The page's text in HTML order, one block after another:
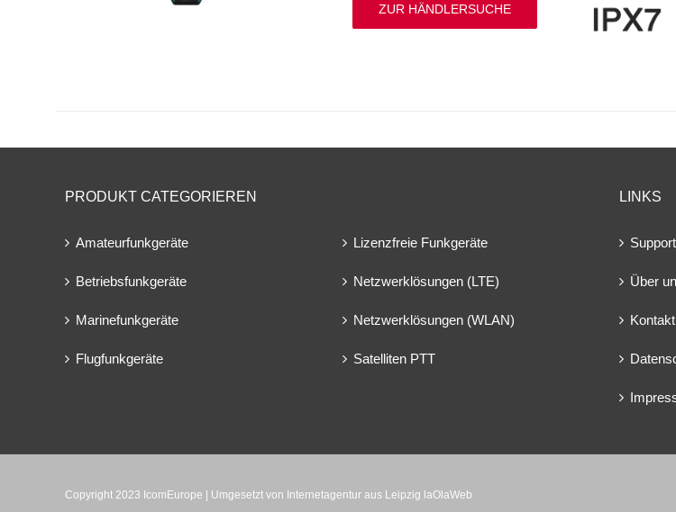
ZUR HÄNDLERSUCHE
PRODUKT CATEGORIEREN
Amateurfunkgeräte
Betriebsfunkgeräte
Marinefunkgeräte
Flugfunkgeräte
Lizenzfreie Funkgeräte
Netzwerklösungen (LTE)
Netzwerklösungen (WLAN)
Satelliten PTT
LINKS
Support
Über
Kontakt
Copyright 2023 IcomEurope | Umgesetzt von Internetagentur aus Leipzig laOlaWeb